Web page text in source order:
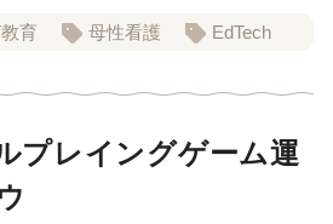
育 母性看護 EdTech
プレイングゲーム運